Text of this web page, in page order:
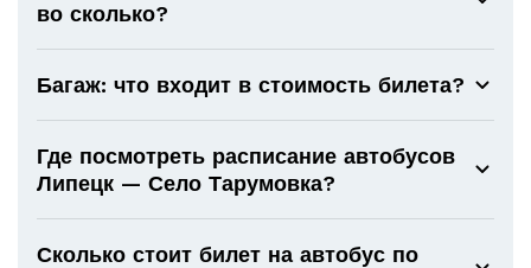
во сколько?
Багаж: что входит в стоимость билета?
Где посмотреть расписание автобусов
Липецк — Село Тарумовка?
Сколько стоит билет на автобус по